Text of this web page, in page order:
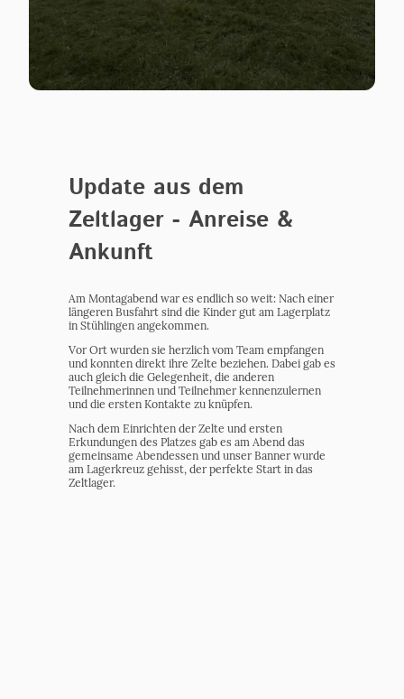
Update aus dem
Zeltlager - Anreise &
Ankunft
Am Montagabend war es endlich so weit: Nach einer
längeren Busfahrt sind die Kinder gut am Lagerplatz
in Stühlingen angekommen.
Vor Ort wurden sie herzlich vom Team empfangen
und konnten direkt ihre Zelte beziehen. Dabei gab es
auch gleich die Gelegenheit, die anderen
Teilnehmerinnen und Teilnehmer kennenzulernen
und die ersten Kontakte zu knüpfen.
Nach dem Einrichten der Zelte und ersten
Erkundungen des Platzes gab es am Abend das
gemeinsame Abendessen und unser Banner wurde
am Lagerkreuz gehisst, der perfekte Start in das
Zeltlager.